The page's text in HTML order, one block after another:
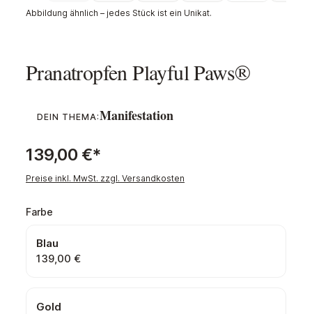
Abbildung ähnlich – jedes Stück ist ein Unikat.
Pranatropfen Playful Paws®
DEIN THEMA:Manifestation
139,00 €*
Preise inkl. MwSt. zzgl. Versandkosten
Farbe
Blau
139,00 €
Gold